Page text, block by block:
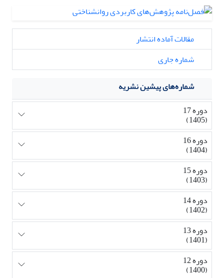
مقالات آماده انتشار
شماره جاری
شماره‌های پیشین نشریه
دوره 17
(1405)
دوره 16
(1404)
دوره 15
(1403)
دوره 14
(1402)
دوره 13
(1401)
دوره 12
(1400)